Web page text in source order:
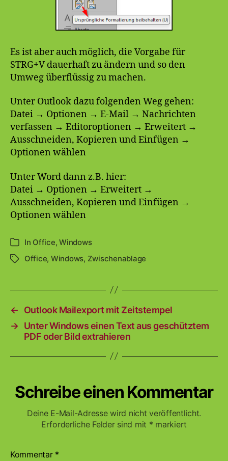
Es ist aber auch möglich, die Vorgabe für
STRG+V dauerhaft zu ändern und so den
Umweg überflüssig zu machen.
Unter Outlook dazu folgenden Weg gehen:
Datei → Optionen → E-Mail → Nachrichten
verfassen → Editoroptionen → Erweitert →
Ausschneiden, Kopieren und Einfügen →
Optionen wählen
Unter Word dann z.B. hier:
Datei → Optionen → Erweitert →
Ausschneiden, Kopieren und Einfügen →
Optionen wählen
Kategorien
In Office,Windows
Schlagwörter
Office, Windows, Zwischenablage
←
Outlook Mailexport mit Zeitstempel
→ Unter Windows einen Text aus geschütztem
PDF oder Bild extrahieren
Schreibe einen Kommentar
Deine E-Mail-Adresse wird nicht veröffentlicht.
Erforderliche Felder sind mit * markiert
Kommentar *